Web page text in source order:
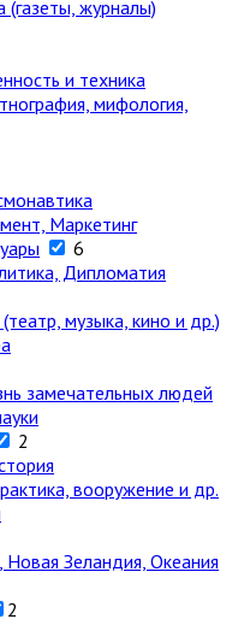
(газеты, журналы)
и техника
мифология,
Маркетинг
6
Дипломатия
музыка, кино и др.)
замечательных людей
2
вооружение и др.
Новая Зеландия, Океания
2